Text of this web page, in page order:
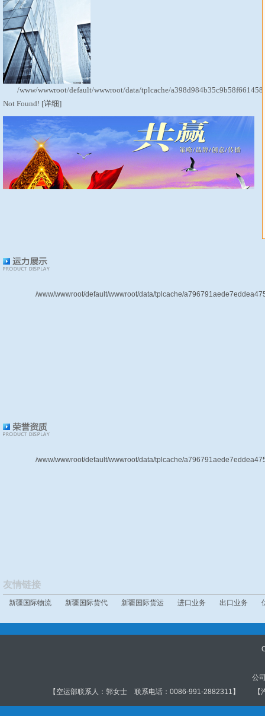
/www/wwwroot/default/wwwroot/data/tplcache/
Not Found! [详细]
/www/wwwroot/default/wwwroot/data/tplcache/
/www/wwwroot/default/wwwroot/data/tplcache/
友情链接
新疆国际物流 新疆国际货代 新疆国际货运 进口业务 出口业务
公
【空运部联系人：郭女士 联系电话：0086-991-2882311】